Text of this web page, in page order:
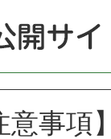
意事項